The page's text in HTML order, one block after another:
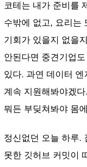
코테는 내가 준비를
수밖에 없고, 요리는
기회가 있을지 없을
안된다면 중견기업
있다. 과연 데이터
계속 지원해봐야겠
뭐든 부딪쳐봐야 몸
정신없던 오늘 하루.
못한 깃허브 커밋이